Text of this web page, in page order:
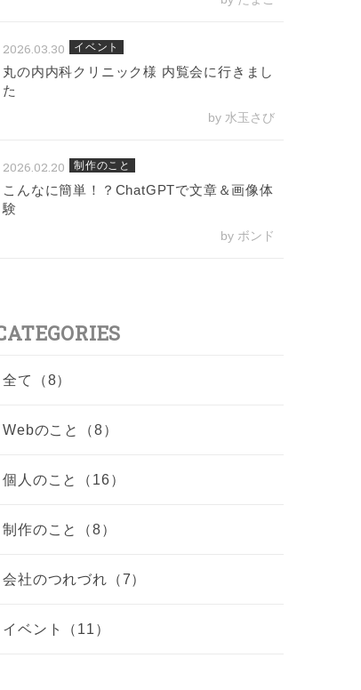
2026.03.30 イベント
丸の内内科クリニック様 内覧会に行きまし
た
by 水玉さび
2026.02.20 制作のこと
こんなに簡単！？ChatGPTで文章＆画像体
験
by ボンド
全て（8）
Webのこと（8）
個人のこと（16）
制作のこと（8）
会社のつれづれ（7）
イベント（11）